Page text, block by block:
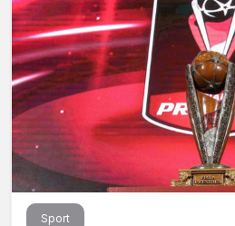
Sport